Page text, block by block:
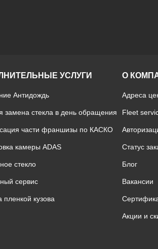
УСЛУГИ
Антидождь
замена стекла в день обращения
части франшизы по КАСКО
камеры ADAS
стекло
сервис
пленкой кузова
О
Адреса
Fleet
Статус
Блог
Вакансии
Акции и